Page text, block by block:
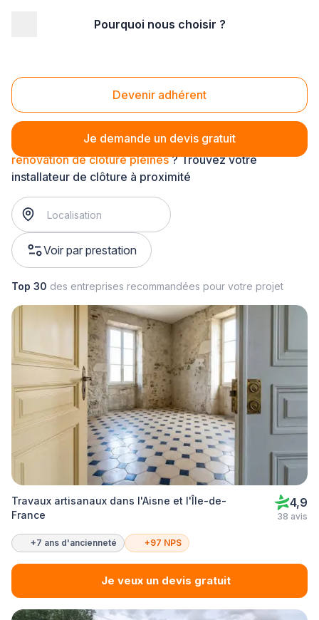
Pourquoi nous choisir ?
Devenir adhérent
Je demande un devis gratuit
Rénovation de clôture pleines
rénovation de clôture pleines? Trouvez votre
installateur de clôture à proximité
Voir par prestation
Top 30 des entreprises recommandées pour votre projet
Travaux artisanaux dans l'Aisne et l'Île-de-
France
4,9
38 avis
+7 ans d'ancienneté +97 NPS
Je veux un devis gratuit